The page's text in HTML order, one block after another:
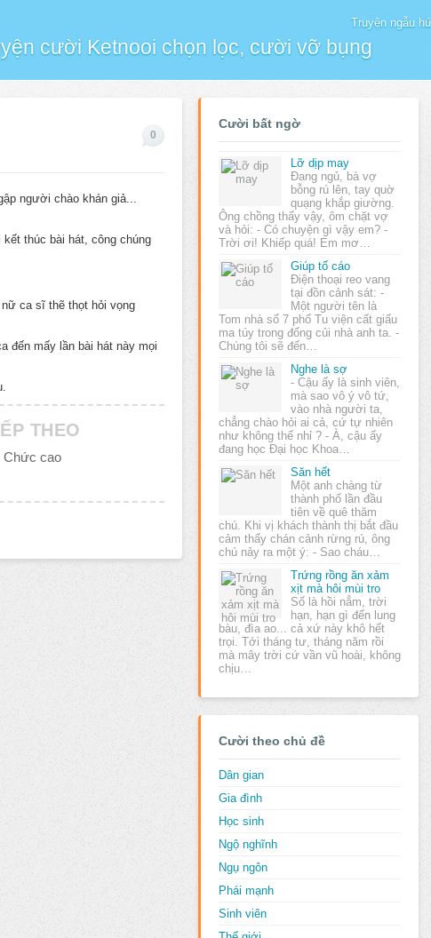
cười Ketnooi chọn lọc, cười vỡ bụng
Truyện ngẫu
0
người chào khán giả...
thúc bài hát, công chúng
ca sĩ thẽ thọt hỏi vọng
đến mấy lần bài hát này mọi
THEO
Chức cao
Cười bất ngờ
Lỡ dịp may
Đang ngủ, bà vợ
bỗng rú lên, tay quờ
quạng khắp giường.
Ông chồng thấy vậy, ôm chặt vợ
và hỏi: - Có chuyện gì vậy em? -
Trời ơi! Khiếp quá! Em mơ…
Giúp tố cáo
Điện thoại reo vang
tại đồn cảnh sát: -
Một người tên là
Tom nhà số 7 phố Tu viện cất giấu
ma túy trong đống củi nhà anh ta. -
Chúng tôi sẽ đến…
Nghe là sợ
- Cậu ấy là sinh viên,
mà sao vô ý vô tứ,
vào nhà người ta,
chẳng chào hỏi ai cả, cứ tự nhiên
như không thế nhỉ ? - À, cậu ấy
đang học Đại học Khoa…
Săn hết
Một anh chàng từ
thành phố lần đầu
tiên về quê thăm
chú. Khi vị khách thành thị bắt đầu
cảm thấy chán cảnh rừng rú, ông
chú nảy ra một ý: - Sao cháu…
Trứng rồng ăn xảm
xịt mà hôi mùi tro
Số là hồi nẳm, trời
hạn, hạn gì đến lung
bàu, đìa ao... cả xứ này khô hết
trọi. Tới tháng tư, tháng năm rồi
mà mây trời cứ vần vũ hoài, không
chịu…
Cười theo chủ đề
Dân gian
Gia đình
Học sinh
Ngộ nghĩnh
Ngụ ngôn
Phái mạnh
Sinh viên